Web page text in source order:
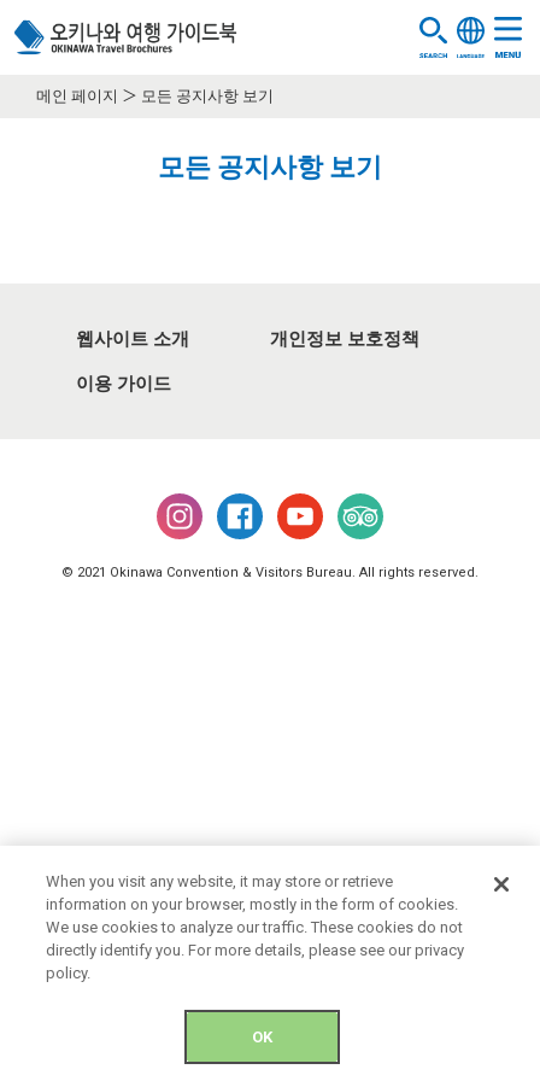
메인 페이지 모든 공지사항 보기
모든 공지사항 보기
웹사이트 소개 개인정보 보호정책
이용 가이드
© 2021 Okinawa Convention & Visitors Bureau. All rights reserved.
When you visit any website, it may store or retrieve
information on your browser, mostly in the form of cookies.
We use cookies to analyze our traffic. These cookies do not
directly identify you. For more details, please see our privacy
policy.
OK